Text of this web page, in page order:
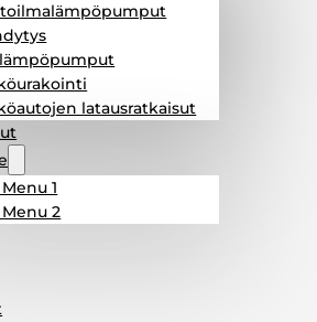
latausratkaisut
1
2